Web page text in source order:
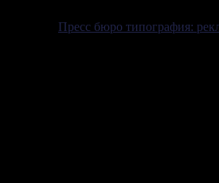
Пресс бюро типография: